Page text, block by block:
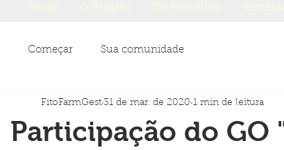
Começar Sua comunidade
Participação do GO
FitoFarmGest 31 de mar. de 2020 1 min de leitura